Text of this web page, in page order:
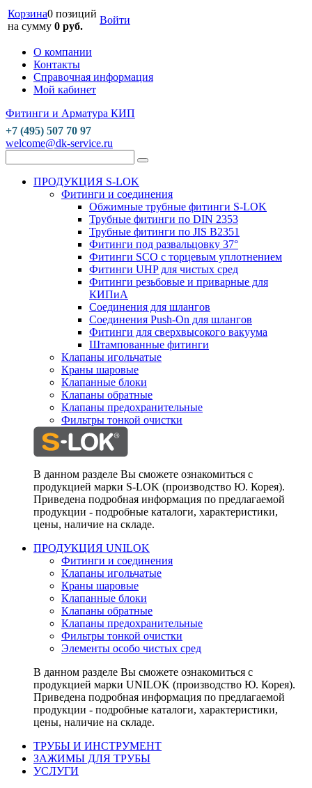
Корзина0 позиций
на сумму 0 руб.
Войти
О компании
Контакты
Справочная информация
Мой кабинет
Фитинги и Арматура КИП
+7 (495) 507 70 97
welcome@dk-service.ru
ПРОДУКЦИЯ S-LOK
Фитинги и соединения
Обжимные трубные фитинги S-LOK
Трубные фитинги по DIN 2353
Трубные фитинги по JIS B2351
Фитинги под развальцовку 37°
Фитинги SCO с торцевым уплотнением
Фитинги UHP для чистых сред
Фитинги резьбовые и приварные для
КИПиА
Соединения для шлангов
Соединения Push-On для шлангов
Фитинги для сверхвысокого вакуума
Штампованные фитинги
Клапаны игольчатые
Краны шаровые
Клапанные блоки
Клапаны обратные
Клапаны предохранительные
Фильтры тонкой очистки
В данном разделе Вы сможете ознакомиться с
продукцией марки S-LOK (производство Ю. Корея).
Приведена подробная информация по предлагаемой
продукции - подробные каталоги, характеристики,
цены, наличие на складе.
ПРОДУКЦИЯ UNILOK
Фитинги и соединения
Клапаны игольчатые
Краны шаровые
Клапанные блоки
Клапаны обратные
Клапаны предохранительные
Фильтры тонкой очистки
Элементы особо чистых сред
В данном разделе Вы сможете ознакомиться с
продукцией марки UNILOK (производство Ю. Корея).
Приведена подробная информация по предлагаемой
продукции - подробные каталоги, характеристики,
цены, наличие на складе.
ТРУБЫ И ИНСТРУМЕНТ
ЗАЖИМЫ ДЛЯ ТРУБЫ
УСЛУГИ